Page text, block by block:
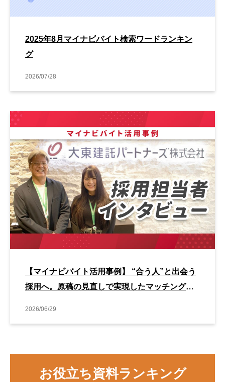
2025年8月マイナビバイト検索ワードランキン
グ
2026/07/28
【マイナビバイト活用事例】 “合う人”と出会う
採用へ。原稿の見直しで実現したマッチング改
2026/06/29
お役立ち資料ランキング